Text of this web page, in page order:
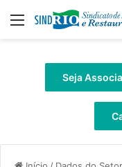
Menu
Seja